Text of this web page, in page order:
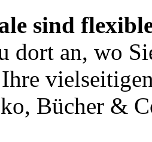
sind
dort an, wo
Bücher &